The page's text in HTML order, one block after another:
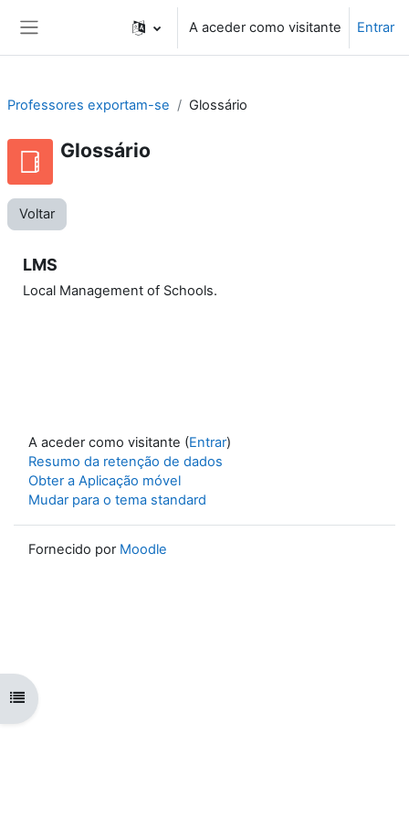
A aceder como visitante Entrar
Abrir índice da disciplina
Professores exportam-se Glossário
Glossário
Voltar
LMS
Local Management of Schools.
A aceder como visitante (Entrar)
Resumo da retenção de dados
Obter a Aplicação móvel
Mudar para o tema standard
Fornecido por Moodle